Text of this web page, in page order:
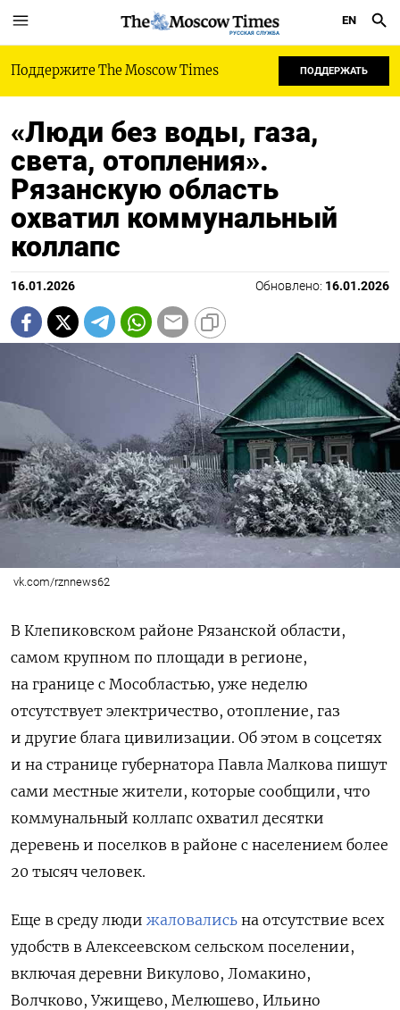
РУССКАЯ СЛУЖБА
EN
Поддержите The Moscow Times ПОДДЕРЖАТЬ
«Люди без воды, газа,
света, отопления».
Рязанскую область
охватил коммунальный
коллапс
16.01.2026 Обновлено: 16.01.2026
vk.com/rznnews62
В Клепиковском районе Рязанской области,
самом крупном по площади в регионе,
на границе с Мособластью, уже неделю
отсутствует электричество, отопление, газ
и другие блага цивилизации. Об этом в соцсетях
и на странице губернатора Павла Малкова пишут
сами местные жители, которые сообщили, что
коммунальный коллапс охватил десятки
деревень и поселков в районе с населением более
20 тысяч человек.
Еще в среду люди жаловались на отсутствие всех
удобств в Алексеевском сельском поселении,
включая деревни Викулово, Ломакино,
Волчково, Ужищево, Мелюшево, Ильино